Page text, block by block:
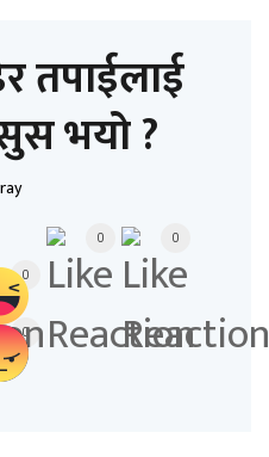
तपाईलाई
भयो ?
0
0 0
0